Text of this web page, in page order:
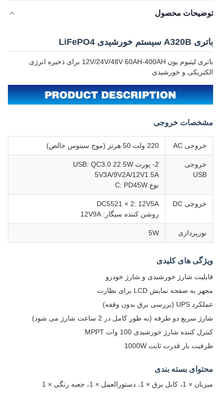
توضیحات محصول
باتری A320B سیستم خورشیدی LiFePO4
باتری لیتیوم یون 12V/24V/48V 60AH-400AH برای ذخیره انرژی
الکتریکی و خورشیدی
مشخصات خروجی
خروجی AC 220 ولت 50 هرتز (موج سینوس خالص)
خروجی
USB
2- پورت USB: QC3.0 22.5W
5V3A/9V2A/12V1.5A
نوع C: PD45W
خروجی DC
DC5521 × 2: 12V5A
روشن کننده سیگار: 12V9A
نورپردازی 5W
ویژگی های کلیدی
قابلیت شارژ خورشیدی و شارژ خودرو
مجهز به صفحه نمایش LCD برای نظارت
عملکرد UPS (بررسی برق بدون وقفه)
شارژ سریع دو طرفه (به طور کامل در 2 ساعت شارژ می شود)
کنترل کننده شارژ خورشیدی 100 وات MPPT
ظرفیت بار قدرت ثابت 1000W
محتوای بسته بندی
میزبان × 1، کابل برق × 1، دستورالعمل × 1، جعبه رنگی × 1